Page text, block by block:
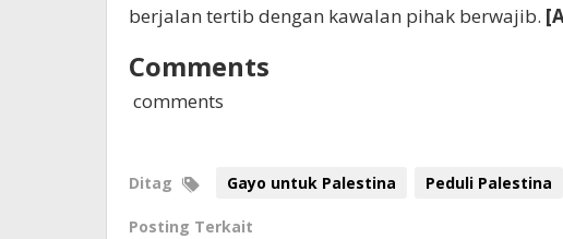
berjalan tertib dengan kawalan pihak berwajib.
Comments
comments
Ditag Gayo untuk Palestina Peduli Palestina
Posting Terkait